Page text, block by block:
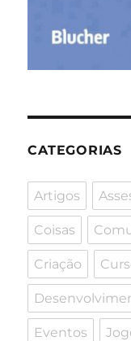
CATEGORIAS
Artigos
Coisas
Criação
Eventos